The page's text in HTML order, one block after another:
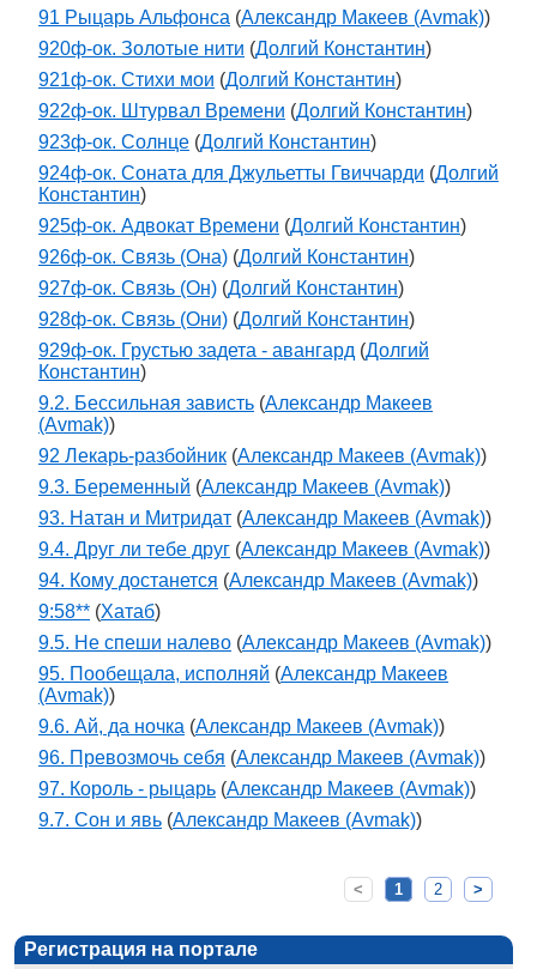
91 Рыцарь Альфонса (Александр Макеев (Avmak))
920ф-ок. Золотые нити (Долгий Константин)
921ф-ок. Стихи мои (Долгий Константин)
922ф-ок. Штурвал Времени (Долгий Константин)
923ф-ок. Солнце (Долгий Константин)
924ф-ок. Соната для Джульетты Гвиччарди (Долгий
Константин)
925ф-ок. Адвокат Времени (Долгий Константин)
926ф-ок. Связь (Она) (Долгий Константин)
927ф-ок. Связь (Он) (Долгий Константин)
928ф-ок. Связь (Они) (Долгий Константин)
929ф-ок. Грустью задета - авангард (Долгий
Константин)
9.2. Бессильная зависть (Александр Макеев
(Avmak))
92 Лекарь-разбойник (Александр Макеев (Avmak))
9.3. Беременный (Александр Макеев (Avmak))
93. Натан и Митридат (Александр Макеев (Avmak))
9.4. Друг ли тебе друг (Александр Макеев (Avmak))
94. Кому достанется (Александр Макеев (Avmak))
9:58** (Хатаб)
9.5. Не спеши налево (Александр Макеев (Avmak))
95. Пообещала, исполняй (Александр Макеев
(Avmak))
9.6. Ай, да ночка (Александр Макеев (Avmak))
96. Превозмочь себя (Александр Макеев (Avmak))
97. Король - рыцарь (Александр Макеев (Avmak))
9.7. Сон и явь (Александр Макеев (Avmak))
< 1 2 >
Регистрация на портале